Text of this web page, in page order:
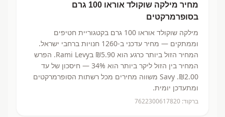
מחיר מילקה שוקולד אוראו 100 גרם
בסופרמרקטים
מילקה שוקולד אוראו 100 גרם
בקטגוריית חטיפים
וממתקים — מחיר עדכני ב-1260 חנויות ברחבי ישראל.
המחיר הזול ביותר כרגע הוא ₪5.90
בRami Levy.
הפרש
המחיר בין הזול ליקר ביותר הוא 34% — חיסכון של עד
₪2.00.
Savy משווה מחירים מכל רשתות הסופרמרקטים
ומתעדכן יומית.
ברקוד: 7622300617820